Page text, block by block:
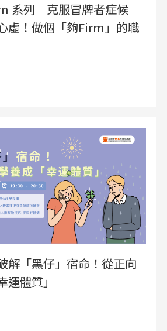
系列｜克服冒牌者症候
虛！做個「夠Firm」的職
解「黑仔」宿命！從正向
體質」